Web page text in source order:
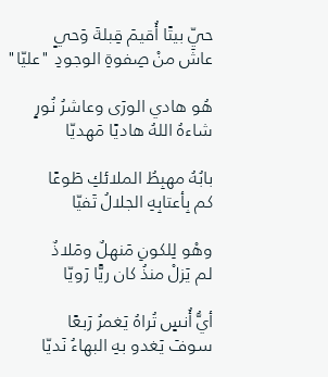
حيّ بيتًا أُقيمَ قِبلةَ وَحيٍ
عاشَ منْ صِفوةِ الوجودِ "عليّا"
هُو هادي الورَى وعاشرُ نُورٍ
شاءهُ اللهُ هاديًا مَهديّا
بابُهُ مهبِطُ الملائكِ طَوعًا
كم بِأعتابِهِ الجلالُ تَفيّا
وهْو لِلكونِ مَنهلٌ ومَلاذٌ
لم يَزلْ منذُ كان ريًّا رَويّا
أيُّ أُنسٍ تُراهُ يَغمرُ رَبعًا
سوفَ يَغدو بهِ البهاءُ نَديّا